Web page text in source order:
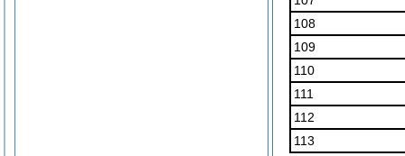
108
109
110
111
112
113